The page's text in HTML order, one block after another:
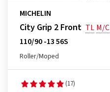
MICHELIN
City Grip 2 Front TL M/C
110/90 -13 56S
Roller/Moped
(17)